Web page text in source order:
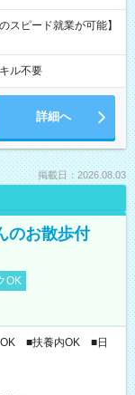
スピード就業が可能】
ル不要
詳細へ
掲載日：2026.08.03
のお散歩付
OK
OK ■扶養内OK ■日